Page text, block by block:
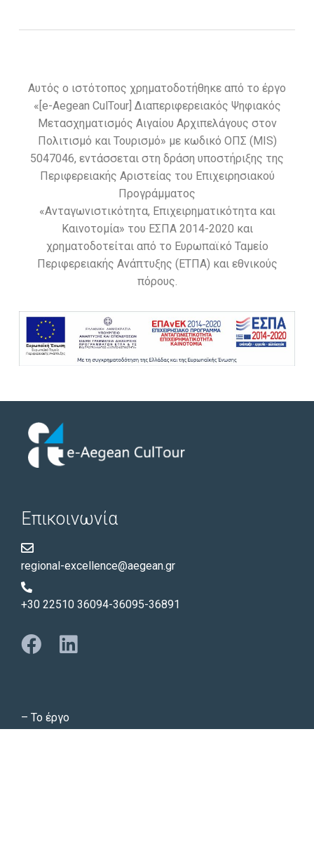
Αυτός ο ιστότοπος χρηματοδοτήθηκε από το έργο
«[e-Aegean CulTour] Διαπεριφερειακός Ψηφιακός
Μετασχηματισμός Αιγαίου Αρχιπελάγους στον
Πολιτισμό και Τουρισμό» με κωδικό ΟΠΣ (MIS)
5047046, εντάσσεται στη δράση υποστήριξης της
Περιφερειακής Αριστείας του Επιχειρησιακού
Προγράμματος
«Ανταγωνιστικότητα, Επιχειρηματικότητα και
Καινοτομία» του ΕΣΠΑ 2014-2020 και
χρηματοδοτείται από το Ευρωπαϊκό Ταμείο
Περιφερειακής Ανάπτυξης (ΕΤΠΑ) και εθνικούς
πόρους.
Επικοινωνία
regional-excellence@aegean.gr
+30 22510 36094-36095-36891
– Το έργο